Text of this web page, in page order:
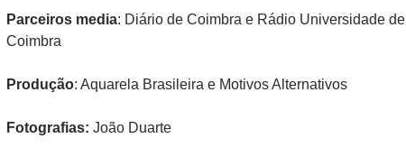
Parceiros media: Diário de Coimbra e Rádio Universidade de
Coimbra
Produção: Aquarela Brasileira e Motivos Alternativos
Fotografias: João Duarte